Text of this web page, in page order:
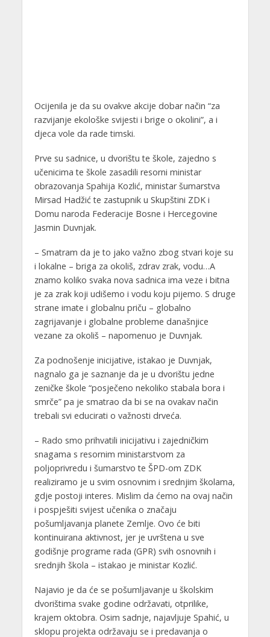
Ocijenila je da su ovakve akcije dobar način “za
razvijanje ekološke svijesti i brige o okolini”, a i
djeca vole da rade timski.
Prve su sadnice, u dvorištu te škole, zajedno s
učenicima te škole zasadili resorni ministar
obrazovanja Spahija Kozlić, ministar šumarstva
Mirsad Hadžić te zastupnik u Skupštini ZDK i
Domu naroda Federacije Bosne i Hercegovine
Jasmin Duvnjak.
– Smatram da je to jako važno zbog stvari koje su
i lokalne – briga za okoliš, zdrav zrak, vodu…A
znamo koliko svaka nova sadnica ima veze i bitna
je za zrak koji udišemo i vodu koju pijemo. S druge
strane imate i globalnu priču – globalno
zagrijavanje i globalne probleme današnjice
vezane za okoliš – napomenuo je Duvnjak.
Za podnošenje inicijative, istakao je Duvnjak,
nagnalo ga je saznanje da je u dvorištu jedne
zeničke škole “posječeno nekoliko stabala bora i
smrče” pa je smatrao da bi se na ovakav način
trebali svi educirati o važnosti drveća.
– Rado smo prihvatili inicijativu i zajedničkim
snagama s resornim ministarstvom za
poljoprivredu i šumarstvo te ŠPD-om ZDK
realiziramo je u svim osnovnim i srednjim školama,
gdje postoji interes. Mislim da ćemo na ovaj način
i pospješiti svijest učenika o značaju
pošumljavanja planete Zemlje. Ovo će biti
kontinuirana aktivnost, jer je uvrštena u sve
godišnje programe rada (GPR) svih osnovnih i
srednjih škola – istakao je ministar Kozlić.
Najavio je da će se pošumljavanje u školskim
dvorištima svake godine održavati, otprilike,
krajem oktobra. Osim sadnje, najavljuje Spahić, u
sklopu projekta održavaju se i predavanja o